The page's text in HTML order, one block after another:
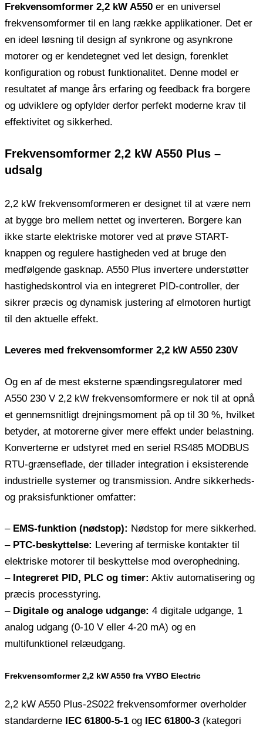
Frekvensomformer 2,2 kW A550 er en universel
frekvensomformer til en lang række applikationer. Det er
en ideel løsning til design af synkrone og asynkrone
motorer og er kendetegnet ved let design, forenklet
konfiguration og robust funktionalitet. Denne model er
resultatet af mange års erfaring og feedback fra borgere
og udviklere og opfylder derfor perfekt moderne krav til
effektivitet og sikkerhed.
Frekvensomformer 2,2 kW A550 Plus –
udsalg
2,2 kW frekvensomformeren er designet til at være nem
at bygge bro mellem nettet og inverteren. Borgere kan
ikke starte elektriske motorer ved at prøve START-
knappen og regulere hastigheden ved at bruge den
medfølgende gasknap. A550 Plus invertere understøtter
hastighedskontrol via en integreret PID-controller, der
sikrer præcis og dynamisk justering af elmotoren hurtigt
til den aktuelle effekt.
Leveres med frekvensomformer 2,2 kW A550 230V
Og en af ​​de mest eksterne spændingsregulatorer med
A550 230 V 2,2 kW frekvensomformere er nok til at opnå
et gennemsnitligt drejningsmoment på op til 30 %, hvilket
betyder, at motorerne giver mere effekt under belastning.
Konverterne er udstyret med en seriel RS485 MODBUS
RTU-grænseflade, der tillader integration i eksisterende
industrielle systemer og transmission. Andre sikkerheds-
og praksisfunktioner omfatter:
– EMS-funktion (nødstop): Nødstop for mere sikkerhed.
– PTC-beskyttelse: Levering af termiske kontakter til
elektriske motorer til beskyttelse mod overophedning.
– Integreret PID, PLC og timer: Aktiv automatisering og
præcis processtyring.
– Digitale og analoge udgange: 4 digitale udgange, 1
analog udgang (0-10 V eller 4-20 mA) og en
multifunktionel relæudgang.
Frekvensomformer 2,2 kW A550 fra VYBO Electric
2,2 kW A550 Plus-2S022 frekvensomformer overholder
standarderne IEC 61800-5-1 og IEC 61800-3 (kategori